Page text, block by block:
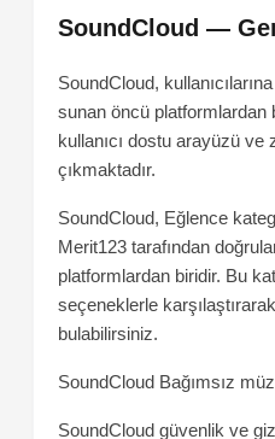
SoundCloud —
SoundCloud,
sunan öncü platformlardan
kullanıcı dostu arayüzü
çıkmaktadır.
SoundCloud, Eğlence
Merit123 tarafından
platformlardan biridir. Bu
seçeneklerle
bulabilirsiniz.
SoundCloud Bağımsız
SoundCloud güvenlik ve